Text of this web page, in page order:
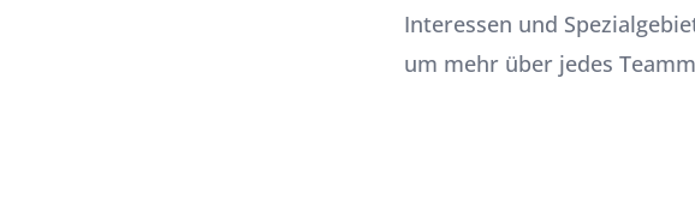
Interessen und
um mehr über jedes